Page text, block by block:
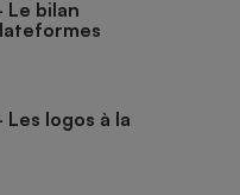
Le bilan
logos à la